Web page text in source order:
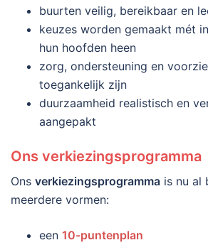
buurten veilig, bereikbaar en
keuzes worden gemaakt mét
hun hoofden heen
zorg, ondersteuning en
toegankelijk zijn
duurzaamheid realistisch en
aangepakt
Ons verkiezingsprogramma
Ons verkiezingsprogramma is nu al
meerdere vormen:
een 10-puntenplan